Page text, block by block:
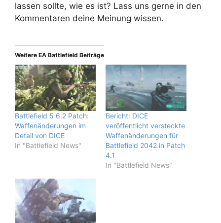
lassen sollte, wie es ist? Lass uns gerne in den
Kommentaren deine Meinung wissen.
Weitere EA Battlefield Beiträge
Battlefield 5 6.2 Patch:
Waffenänderungen im
Detail von DICE
In "Battlefield News"
Bericht: DICE
veröffentlicht versteckte
Waffenänderungen für
Battlefield 2042 in Patch
4.1
In "Battlefield News"